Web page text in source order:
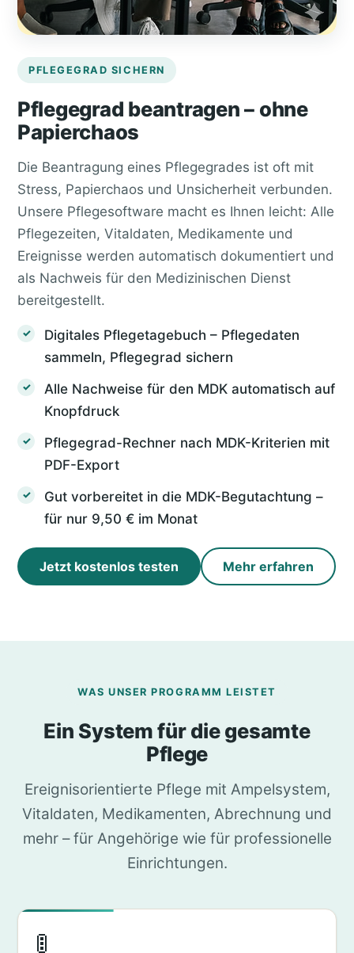
PFLEGEGRAD SICHERN
Pflegegrad beantragen – ohne
Papierchaos
Die Beantragung eines Pflegegrades ist oft mit
Stress, Papierchaos und Unsicherheit verbunden.
Unsere Pflegesoftware macht es Ihnen leicht: Alle
Pflegezeiten, Vitaldaten, Medikamente und
Ereignisse werden automatisch dokumentiert und
als Nachweis für den Medizinischen Dienst
bereitgestellt.
Digitales Pflegetagebuch – Pflegedaten
sammeln, Pflegegrad sichern
Alle Nachweise für den MDK automatisch auf
Knopfdruck
Pflegegrad-Rechner nach MDK-Kriterien mit
PDF-Export
Gut vorbereitet in die MDK-Begutachtung –
für nur 9,50 € im Monat
Jetzt kostenlos testen Mehr erfahren
WAS UNSER PROGRAMM LEISTET
Ein System für die gesamte
Pflege
Ereignisorientierte Pflege mit Ampelsystem,
Vitaldaten, Medikamenten, Abrechnung und
mehr – für Angehörige wie für professionelle
Einrichtungen.
🚦